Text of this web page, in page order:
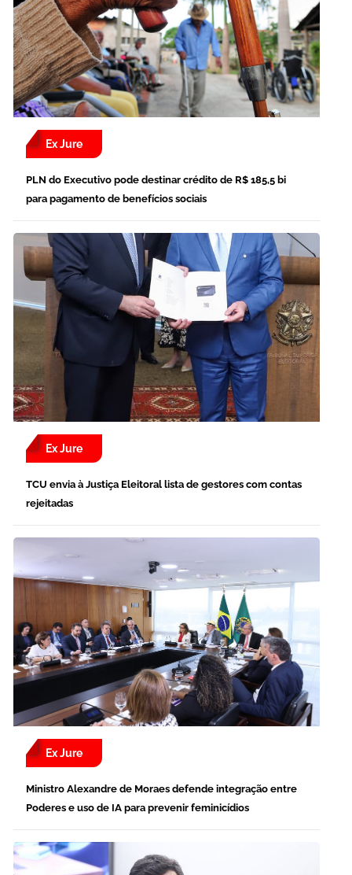
Ex Jure
PLN do Executivo pode destinar crédito de R$ 185,5 bi
para pagamento de benefícios sociais
Ex Jure
TCU envia à Justiça Eleitoral lista de gestores com contas
rejeitadas
Ex Jure
Ministro Alexandre de Moraes defende integração entre
Poderes e uso de IA para prevenir feminicídios